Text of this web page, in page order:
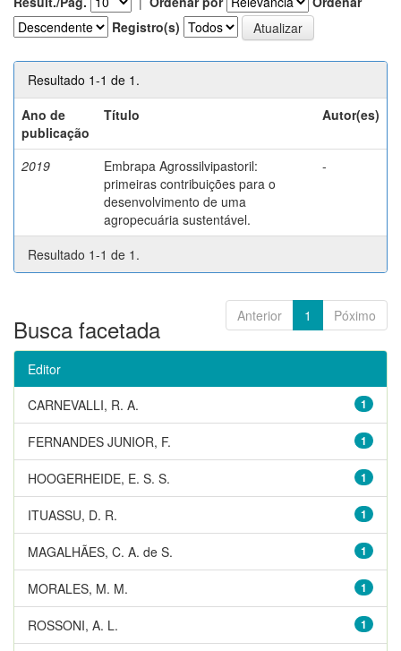
Registro(s)
Resultado 1-1 de 1.
Ano de
publicação
Título Autor(es)
2019
Embrapa Agrossilvipastoril:
primeiras contribuições para o
desenvolvimento de uma
agropecuária sustentável.
-
Resultado 1-1 de 1.
Anterior 1 Póximo
Busca facetada
Editor
1
CARNEVALLI, R. A.
1
FERNANDES JUNIOR, F.
1
HOOGERHEIDE, E. S. S.
1
ITUASSU, D. R.
1
MAGALHÃES, C. A. de S.
1
MORALES, M. M.
1
ROSSONI, A. L.